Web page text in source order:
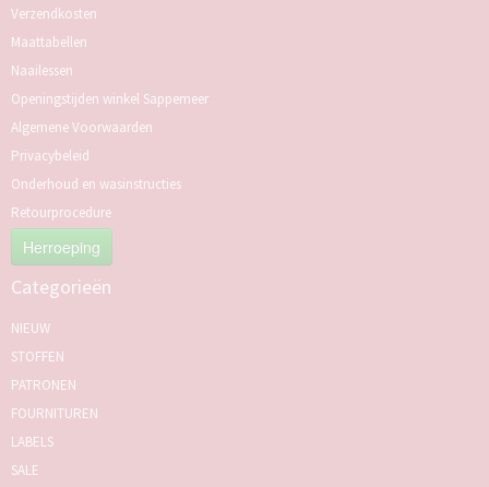
Verzendkosten
Maattabellen
Naailessen
Openingstijden winkel Sappemeer
Algemene Voorwaarden
Privacybeleid
Onderhoud en wasinstructies
Retourprocedure
Herroeping
Categorieën
NIEUW
STOFFEN
PATRONEN
FOURNITUREN
LABELS
SALE